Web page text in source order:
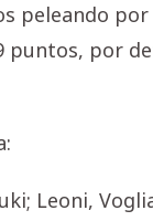
peleando
puntos, por
Leoni,